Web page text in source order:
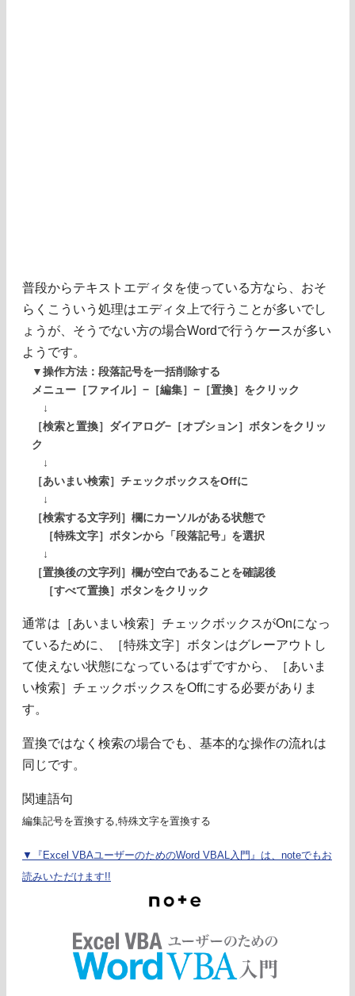
普段からテキストエディタを使っている方なら、おそ
らくこういう処理はエディタ上で行うことが多いでし
ょうが、そうでない方の場合Wordで行うケースが多い
ようです。
▼操作方法：段落記号を一括削除する
メニュー［ファイル］−［編集］−［置換］をクリック
↓
［検索と置換］ダイアログ−［オプション］ボタンをクリッ
ク
↓
［あいまい検索］チェックボックスをOffに
↓
［検索する文字列］欄にカーソルがある状態で
［特殊文字］ボタンから「段落記号」を選択
↓
［置換後の文字列］欄が空白であることを確認後
［すべて置換］ボタンをクリック
通常は［あいまい検索］チェックボックスがOnになっ
ているために、［特殊文字］ボタンはグレーアウトし
て使えない状態になっているはずですから、［あいま
い検索］チェックボックスをOffにする必要がありま
す。
置換ではなく検索の場合でも、基本的な操作の流れは
同じです。
関連語句
編集記号を置換する,特殊文字を置換する
▼『Excel VBAユーザーのためのWord VBAL入門』は、noteでもお
読みいただけます!!